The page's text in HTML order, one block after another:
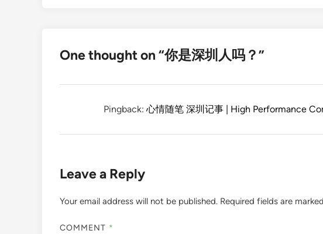
One thought on “你是深圳人吗？”
Pingback: 心情随笔 深圳记事 | High Performance
Leave a Reply
Your email address will not be published. Required fields are marked
COMMENT *